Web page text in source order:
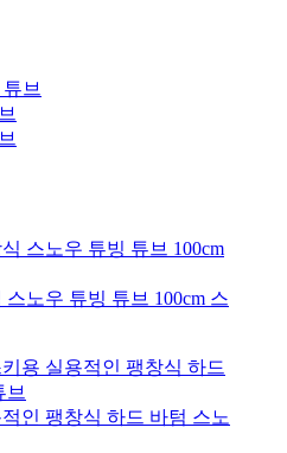
브
노우 튜빙 튜브 100cm 스
인 팽창식 하드 바텀 스노